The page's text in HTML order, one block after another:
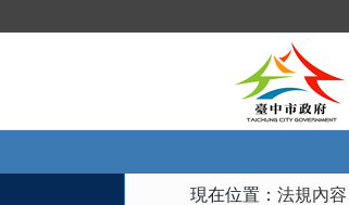
到
現在位置：法規內容